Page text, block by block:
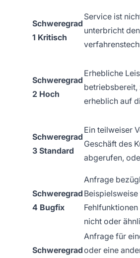
Schweregrad
1 Kritisch
Service ist
unterbricht
Schweregrad
2 Hoch
Erhebliche
betriebsbereit,
erheblich auf
Schweregrad
3 Standard
Ein teilweiser
Geschäft des
abgerufen,
Schweregrad
4 Bugfix
Anfrage
nicht oder
Schweregrad
Anfrage für
oder eine